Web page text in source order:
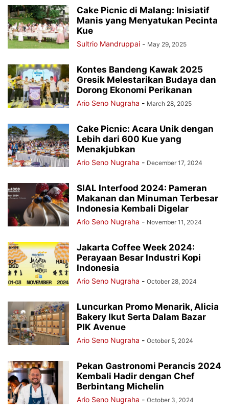
Cake Picnic di Malang: Inisiatif
Manis yang Menyatukan Pecinta
Kue
Sultrio Mandruppai - May 29, 2025
Kontes Bandeng Kawak 2025
Gresik Melestarikan Budaya dan
Dorong Ekonomi Perikanan
Ario Seno Nugraha - March 28, 2025
Cake Picnic: Acara Unik dengan
Lebih dari 600 Kue yang
Menakjubkan
Ario Seno Nugraha - December 17, 2024
SIAL Interfood 2024: Pameran
Makanan dan Minuman Terbesar
Indonesia Kembali Digelar
Ario Seno Nugraha - November 11, 2024
Jakarta Coffee Week 2024:
Perayaan Besar Industri Kopi
Indonesia
Ario Seno Nugraha - October 28, 2024
Luncurkan Promo Menarik, Alicia
Bakery Ikut Serta Dalam Bazar
PIK Avenue
Ario Seno Nugraha - October 5, 2024
Pekan Gastronomi Perancis 2024
Kembali Hadir dengan Chef
Berbintang Michelin
Ario Seno Nugraha - October 3, 2024